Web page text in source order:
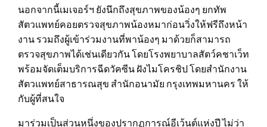
นอกจากนี้เมเจอร์ฯ ยังนึกถึงสุขภาพของน้องๆ ยกทัพ
สัตวแพทย์คอยตรวจสุขภาพน้องหมาก่อนวิ่งให้ฟรีถึงหน้า
งาน รวมถึงผู้เข้าร่วมงานที่พาน้องๆ มาด้วยก็สามารถ
ตรวจสุขภาพได้เช่นเดียวกัน โดยโรงพยาบาลสัตว์คชาเว็ท
พร้อมจัดเต็มบริการฉีดวัคซีน ฝังไมโครชิป โดยสำนักงาน
สัตวแพทย์สาธารณสุข สำนักอนามัย กรุงเทพมหานคร ให้
กับผู้ที่สนใจ
มาร่วมเป็นส่วนหนึ่งของปรากฏการณ์อีเว้นต์แห่งปี ไม่ว่า